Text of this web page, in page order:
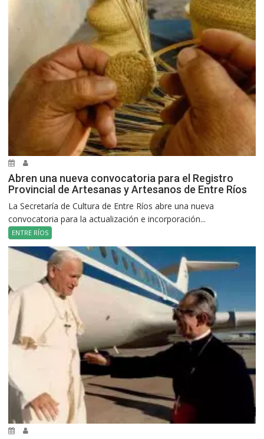
Abren una nueva convocatoria para el Registro
Provincial de Artesanas y Artesanos de Entre Ríos
La Secretaría de Cultura de Entre Ríos abre una nueva
convocatoria para la actualización e incorporación...
ENTRE RÍOS